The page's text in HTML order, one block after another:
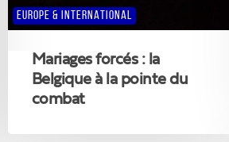
du
combat
EUROPE & INTERNATIONAL
Mariages forcés : la
Belgique à la pointe du
combat